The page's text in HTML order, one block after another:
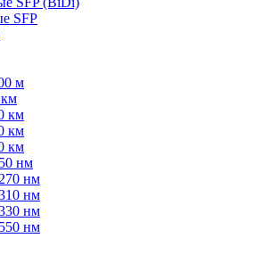
SFP
м
км
км
км
км
нм
нм
нм
нм
нм